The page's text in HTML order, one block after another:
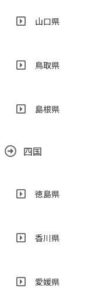
山口県
鳥取県
島根県
四国
徳島県
香川県
愛媛県